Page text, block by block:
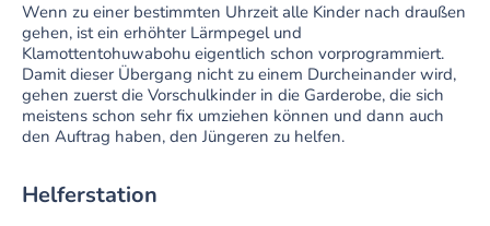
Wenn zu einer bestimmten Uhrzeit alle Kinder nach draußen
gehen, ist ein erhöhter Lärmpegel und
Klamottentohuwabohu eigentlich schon vorprogrammiert.
Damit dieser Übergang nicht zu einem Durcheinander wird,
gehen zuerst die Vorschulkinder in die Garderobe, die sich
meistens schon sehr fix umziehen können und dann auch
den Auftrag haben, den Jüngeren zu helfen.
Helferstation